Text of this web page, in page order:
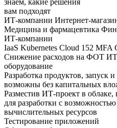
вам подходят
ИТ-компании Интернет-
Медицина и фармацевтика
ИТ-компании
IaaS Kubernetes Cloud 152 MFA
Снижение расходов на ФОТ
оборудование
Разработка продуктов, запуск
возможны без капитальных
Разместив ИТ-проект в облаке,
для разработки с
вычислительных ресурсов
Тестирование приложений